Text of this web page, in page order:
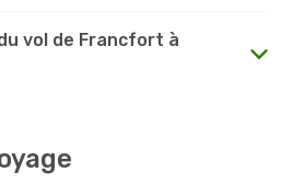
vol de Francfort à